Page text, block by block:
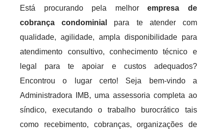
Está procurando pela melhorempresa de
cobrança condominial
para te atender com
qualidade, agilidade, ampla disponibilidade para
atendimento consultivo, conhecimento técnico e
legal para te apoiar e custos adequados?
Encontrou o lugar certo! Seja bem-vindo a
Administradora IMB, uma assessoria completa ao
síndico, executando o trabalho burocrático tais
como recebimento, cobranças, organizações de